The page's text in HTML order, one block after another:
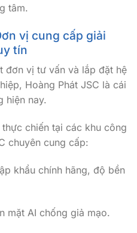
tâm.
vị cung cấp giải
tín
đơn vị tư vấn và lắp đặt hệ
Hoàng Phát JSC là cái
hiện nay.
chiến tại các khu công
chuyên cung cấp:
khẩu chính hãng, độ bền
mặt AI chống giả mạo.